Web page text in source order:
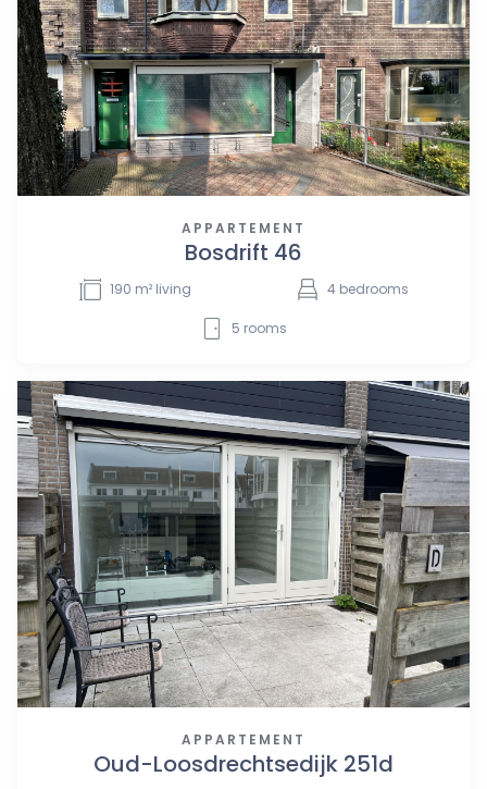
APPARTEMENT
Bosdrift 46
190 m² living 4 bedrooms
5 rooms
APPARTEMENT
Oud-Loosdrechtsedijk 251d